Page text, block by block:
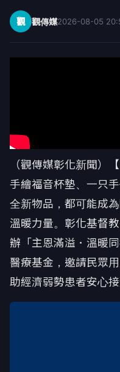
觀 觀傳媒2026-08-05
（觀傳媒彰化新聞）
手繪福音杯墊、一只
全新物品，都可能成
溫暖力量。彰化基督
辦「主恩滿溢．溫暖
醫療基金，邀請民眾
助經濟弱勢患者安心接